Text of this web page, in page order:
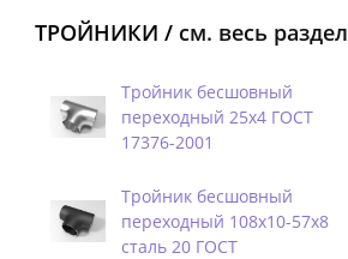
ТРОЙНИКИ / см. весь раздел
Тройник бесшовный
переходный 25х4 ГОСТ
17376-2001
Тройник бесшовный
переходный 108х10-57х8
сталь 20 ГОСТ